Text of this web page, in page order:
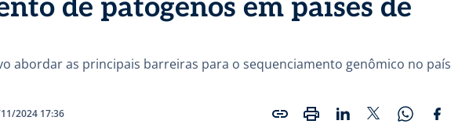
de patógenos em países de
abordar as principais barreiras para o sequenciamento genômico no país
2024 17:36